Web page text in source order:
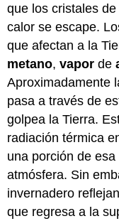
que los cristales
calor se escape.
que afectan a la
metano,vapor de
Aproximadamente
pasa a través de
golpea la Tierra.
radiación térmica
una porción de
atmósfera. Sin
invernadero
que regresa a la